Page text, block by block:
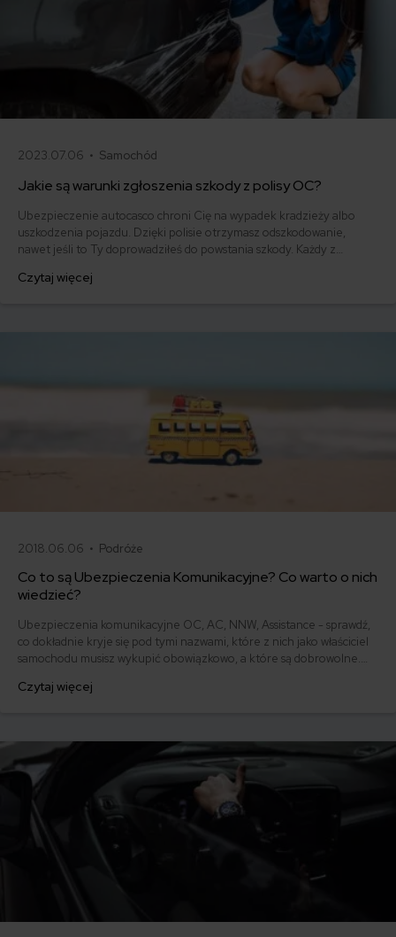
2023.07.06 • Samochód
Jakie są warunki zgłoszenia szkody z polisy OC?
Ubezpieczenie autocasco chroni Cię na wypadek kradzieży albo
uszkodzenia pojazdu. Dzięki polisie otrzymasz odszkodowanie,
nawet jeśli to Ty doprowadziłeś do powstania szkody. Każdy z
zgłoszenia szkody. Sprawdź, ile masz czasu na poinformowanie
Czytaj więcej
2018.06.06 • Podróże
Co to są Ubezpieczenia Komunikacyjne? Co warto o nich
wiedzieć?
Ubezpieczenia komunikacyjne OC, AC, NNW, Assistance - sprawdź,
co dokładnie kryje się pod tymi nazwami, które z nich jako właściciel
samochodu musisz wykupić obowiązkowo, a które są dobrowolne.
Czytaj więcej